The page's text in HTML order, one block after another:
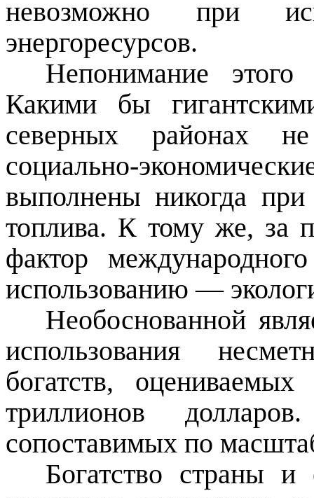
невозможно при
энергоресурсов.
Непонимание
Какими бы
северных районах
социально-
выполнены никогда при
топлива. К тому же, за
фактор
использованию —
Необоснованной
использования
богатств,
триллионов
сопоставимых по
Богатство страны и